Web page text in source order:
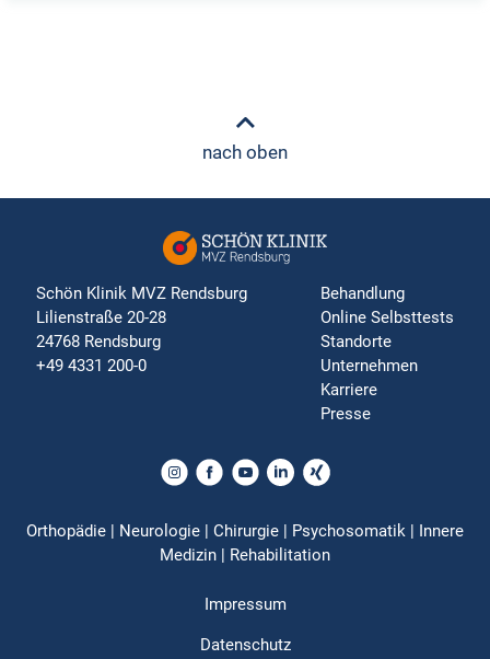
nach oben
Schön Klinik MVZ Rendsburg
Lilienstraße 20-28
24768 Rendsburg
+49 4331 200-0
Behandlung
Online Selbsttests
Standorte
Unternehmen
Karriere
Presse
Orthopädie | Neurologie | Chirurgie | Psychosomatik | Innere
Medizin | Rehabilitation
Impressum
Datenschutz